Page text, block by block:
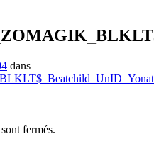
dans
fermés.